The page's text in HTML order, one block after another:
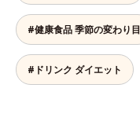
#健康食品 季節の変わり目
#ドリンク ダイエット